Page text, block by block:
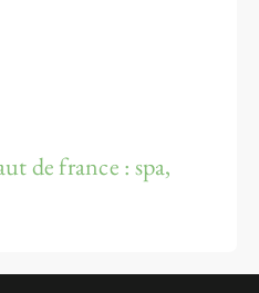
de france : spa,